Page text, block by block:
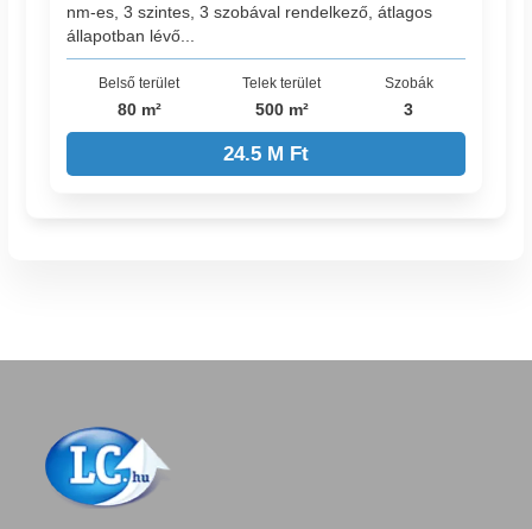
nm-es, 3 szintes, 3 szobával rendelkező, átlagos
állapotban lévő...
Belső terület
80 m²
Telek terület
500 m²
Szobák
3
24.5 M Ft